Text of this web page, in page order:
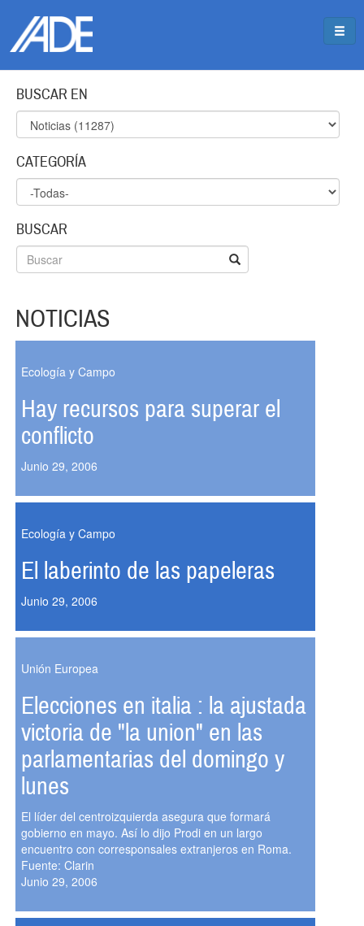
BUSCAR EN
CATEGORÍA
BUSCAR
NOTICIAS
Ecología y Campo
Hay recursos para superar el
conflicto
Junio 29, 2006
Ecología y Campo
El laberinto de las papeleras
Junio 29, 2006
Unión Europea
Elecciones en italia : la ajustada
victoria de "la union" en las
parlamentarias del domingo y
lunes
El líder del centroizquierda asegura que formará
gobierno en mayo. Así lo dijo Prodi en un largo
encuentro con corresponsales extranjeros en Roma.
Fuente: Clarin
Junio 29, 2006